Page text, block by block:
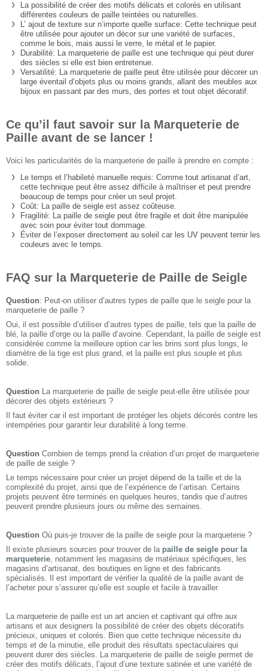
La possibilité de créer des motifs délicats et colorés en utilisant
différentes couleurs de paille teintées ou naturelles.
L’ ajout de texture sur n’importe quelle surface: Cette technique peut
être utilisée pour ajouter un décor sur une variété de surfaces,
comme le bois, mais aussi le verre, le métal et le papier.
Durabilité: La marqueterie de paille est une technique qui peut durer
des siècles si elle est bien entretenue.
Versatilité: La marqueterie de paille peut être utilisée pour décorer un
large éventail d’objets plus ou moins grands, allant des meubles aux
bijoux en passant par des murs, des portes et tout objet décoratif.
Ce qu’il faut savoir sur la Marqueterie de
Paille avant de se lancer !
Voici les particularités de la marqueterie de paille à prendre en compte :
Le temps et l’habileté manuelle requis: Comme tout artisanat d’art,
cette technique peut être assez difficile à maîtriser et peut prendre
beaucoup de temps pour créer un seul projet.
Coût: La paille de seigle est assez coûteuse.
Fragilité: La paille de seigle peut être fragile et doit être manipulée
avec soin pour éviter tout dommage.
Éviter de l’exposer directement au soleil car les UV peuvent ternir les
couleurs avec le temps.
FAQ sur la Marqueterie de Paille de Seigle
Question: Peut-on utiliser d’autres types de paille que le seigle pour la
marqueterie de paille ?
Oui, il est possible d’utiliser d’autres types de paille, tels que la paille de
blé, la paille d’orge ou la paille d’avoine. Cependant, la paille de seigle est
considérée comme la meilleure option car les brins sont plus longs, le
diamètre de la tige est plus grand, et la paille est plus souple et plus
solide.
Question La marqueterie de paille de seigle peut-elle être utilisée pour
décorer des objets extérieurs ?
Il faut éviter car il est important de protéger les objets décorés contre les
intempéries pour garantir leur durabilité à long terme.
Question Combien de temps prend la création d’un projet de marqueterie
de paille de seigle ?
Le temps nécessaire pour créer un projet dépend de la taille et de la
complexité du projet, ainsi que de l’expérience de l’artisan. Certains
projets peuvent être terminés en quelques heures, tandis que d’autres
peuvent prendre plusieurs jours ou même des semaines.
Question Où puis-je trouver de la paille de seigle pour la marqueterie ?
Il existe plusieurs sources pour trouver de la paille de seigle pour la
marqueterie, notamment les magasins de matériaux spécifiques, les
magasins d’artisanat, des boutiques en ligne et des fabricants
spécialisés. Il est important de vérifier la qualité de la paille avant de
l’acheter pour s’assurer qu’elle est souple et facile à travailler.
La marqueterie de paille est un art ancien et captivant qui offre aux
artisans et aux designers la possibilité de créer des objets décoratifs
précieux, uniques et colorés. Bien que cette technique nécessite du
temps et de la minutie, elle produit des résultats spectaculaires qui
peuvent durer des siècles. La marqueterie de paille de seigle permet de
créer des motifs délicats, l’ajout d’une texture satinée et une variété de